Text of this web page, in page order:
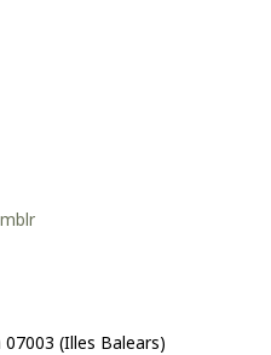
(Illes Balears)